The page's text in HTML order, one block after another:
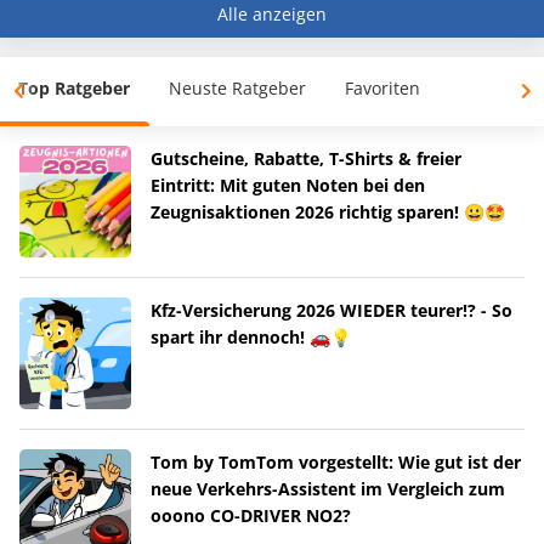
Alle anzeigen
Top Ratgeber Neuste Ratgeber Favoriten
Gutscheine, Rabatte, T-Shirts & freier
Eintritt: Mit guten Noten bei den
Zeugnisaktionen 2026 richtig sparen! 😀🤩
Kfz-Versicherung 2026 WIEDER teurer!? - So
spart ihr dennoch! 🚗💡
Tom by TomTom vorgestellt: Wie gut ist der
neue Verkehrs-Assistent im Vergleich zum
ooono CO-DRIVER NO2?